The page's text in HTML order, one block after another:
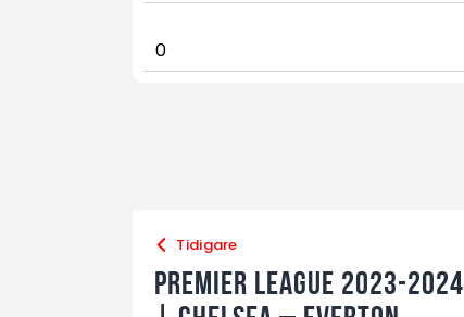
0
Tidigare
Premier League 2023-2024